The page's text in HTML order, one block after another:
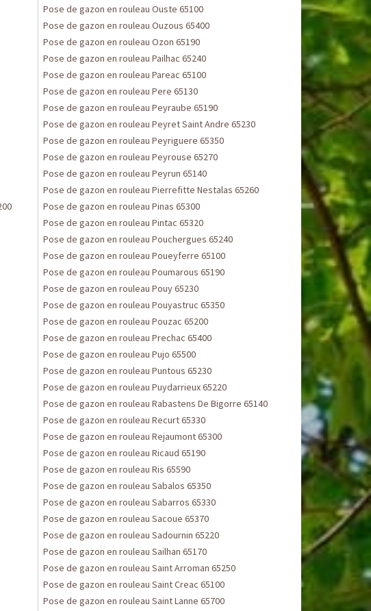
Pose de gazon en rouleau Ouste 65100
Pose de gazon en rouleau Ouzous 65400
Pose de gazon en rouleau Ozon 65190
Pose de gazon en rouleau Pailhac 65240
Pose de gazon en rouleau Pareac 65100
Pose de gazon en rouleau Pere 65130
Pose de gazon en rouleau Peyraube 65190
Pose de gazon en rouleau Peyret Saint Andre 65230
Pose de gazon en rouleau Peyriguere 65350
Pose de gazon en rouleau Peyrouse 65270
Pose de gazon en rouleau Peyrun 65140
Pose de gazon en rouleau Pierrefitte Nestalas 65260
Pose de gazon en rouleau Pinas 65300
Pose de gazon en rouleau Pintac 65320
Pose de gazon en rouleau Pouchergues 65240
Pose de gazon en rouleau Poueyferre 65100
Pose de gazon en rouleau Poumarous 65190
Pose de gazon en rouleau Pouy 65230
Pose de gazon en rouleau Pouyastruc 65350
Pose de gazon en rouleau Pouzac 65200
Pose de gazon en rouleau Prechac 65400
Pose de gazon en rouleau Pujo 65500
Pose de gazon en rouleau Puntous 65230
Pose de gazon en rouleau Puydarrieux 65220
Pose de gazon en rouleau Rabastens De Bigorre 65140
Pose de gazon en rouleau Recurt 65330
Pose de gazon en rouleau Rejaumont 65300
Pose de gazon en rouleau Ricaud 65190
Pose de gazon en rouleau Ris 65590
Pose de gazon en rouleau Sabalos 65350
Pose de gazon en rouleau Sabarros 65330
Pose de gazon en rouleau Sacoue 65370
Pose de gazon en rouleau Sadournin 65220
Pose de gazon en rouleau Sailhan 65170
Pose de gazon en rouleau Saint Arroman 65250
Pose de gazon en rouleau Saint Creac 65100
Pose de gazon en rouleau Saint Lanne 65700